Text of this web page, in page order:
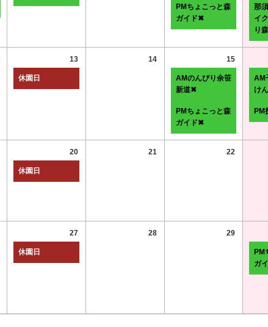
PMちょこっと森
ガイド✖
那
イ
り
13
休園日
14 15
AMのんびり余笹
新道✖
PMちょこっと森
ガイド✖
AM
け
PM
20
休園日
21 22
27
休園日
28 29
PM
ガ